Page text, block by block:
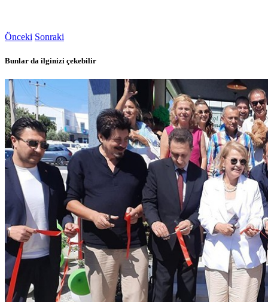
Önceki Sonraki
Bunlar da ilginizi çekebilir